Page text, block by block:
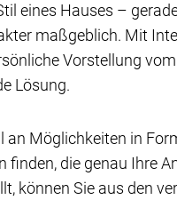
eines Hauses –
maßgeblich. Mit
Vorstellung
Lösung.
an Möglichkeiten in
finden, die genau Ihre
können Sie aus den